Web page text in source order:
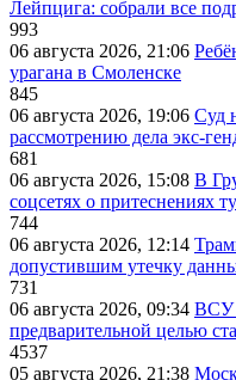
Лейпцига: собрали все
993
06 августа 2026, 21:06
урагана в Смоленске
845
06 августа 2026, 19:06 Суд
рассмотрению дела экс-
681
06 августа 2026, 15:08 В
соцсетях о притеснениях
744
06 августа 2026, 12:14
допустившим утечку
731
06 августа 2026, 09:34 ВСУ
предварительной целью
4537
05 августа 2026, 21:38